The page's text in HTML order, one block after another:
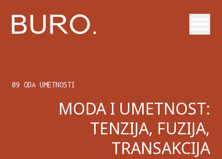
09 ODA UMETNOSTI
MODA I UMETNOST:
TENZIJA, FUZIJA,
TRANSAKCIJA